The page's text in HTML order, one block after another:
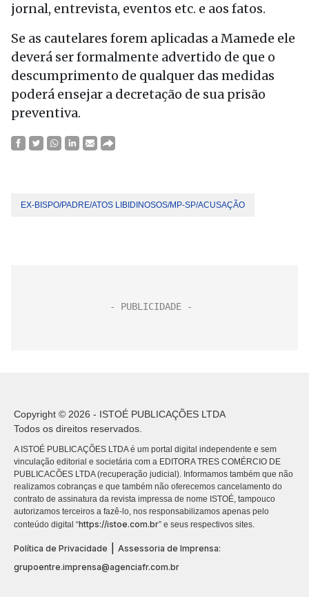
jornal, entrevista, eventos etc. e aos fatos.
Se as cautelares forem aplicadas a Mamede ele
deverá ser formalmente advertido de que o
descumprimento de qualquer das medidas
poderá ensejar a decretação de sua prisão
preventiva.
EX-BISPO/PADRE/ATOS LIBIDINOSOS/MP-SP/ACUSAÇÃO
Copyright © 2026 - ISTOÉ PUBLICAÇÕES LTDA
Todos os direitos reservados.
A ISTOÉ PUBLICAÇÕES LTDA é um portal digital independente e sem
vinculação editorial e societária com a EDITORA TRES COMÉRCIO DE
PUBLICACÕES LTDA (recuperação judicial). Informamos também que não
realizamos cobranças e que também não oferecemos cancelamento do
contrato de assinatura da revista impressa de nome ISTOÉ, tampouco
autorizamos terceiros a fazê-lo, nos responsabilizamos apenas pelo
conteúdo digital “https://istoe.com.br” e seus respectivos sites.
Política de Privacidade
Assessoria de Imprensa:
grupoentre.imprensa@agenciafr.com.br